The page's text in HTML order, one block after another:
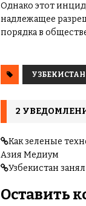
Однако этот
надлежащее
порядка в
УЗБЕКИСТАН
2
Как зеленые
Азия Медиум
Узбекистан
Оставить